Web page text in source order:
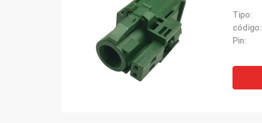
Tipo:
código:
Pin: